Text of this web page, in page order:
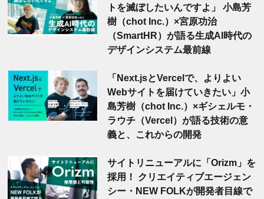
トを滅ぼしたいんですよ」 小島芳
樹（chot Inc.）×宮原功治
（SmartHR）が語る生成AI時代の
デザインシステム最前線
「Next.jsとVercelで、よりよい
Webサイトを届けていきたい」小
島芳樹（chot Inc.）×ギシェルモ・
ラウチ（Vercel）が語る技術の意
義と、これからの開発
サイトリニューアルに「Orizm」を
採用！ クリエイティブエージェン
シー・NEW FOLKが開発者目線で